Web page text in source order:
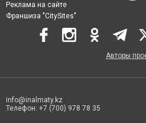
Реклама на сайте
Франшиза "CitySites"
Авторы
info@inalmaty.kz
Телефон: +7 (700) 978 78 35